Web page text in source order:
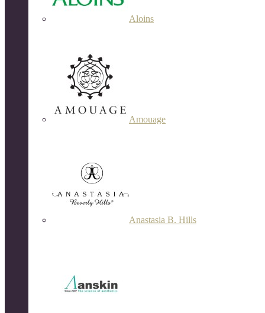
Aloins
Amouage
Anastasia B. Hills